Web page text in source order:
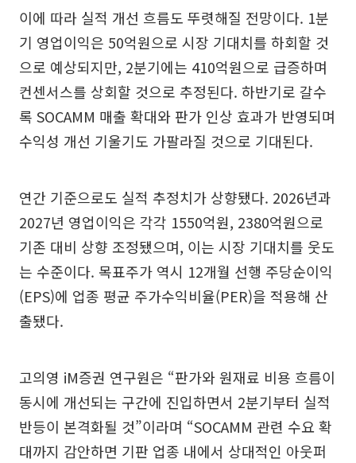
이에 따라 실적 개선 흐름도 뚜렷해질 전망이다. 1분
기 영업이익은 50억원으로 시장 기대치를 하회할 것
으로 예상되지만, 2분기에는 410억원으로 급증하며
컨센서스를 상회할 것으로 추정된다. 하반기로 갈수
록 SOCAMM 매출 확대와 판가 인상 효과가 반영되며
수익성 개선 기울기도 가팔라질 것으로 기대된다.
연간 기준으로도 실적 추정치가 상향됐다. 2026년과
2027년 영업이익은 각각 1550억원, 2380억원으로
기존 대비 상향 조정됐으며, 이는 시장 기대치를 웃도
는 수준이다. 목표주가 역시 12개월 선행 주당순이익
(EPS)에 업종 평균 주가수익비율(PER)을 적용해 산
출됐다.
고의영 iM증권 연구원은 “판가와 원재료 비용 흐름이
동시에 개선되는 구간에 진입하면서 2분기부터 실적
반등이 본격화될 것”이라며 “SOCAMM 관련 수요 확
대까지 감안하면 기판 업종 내에서 상대적인 아웃퍼